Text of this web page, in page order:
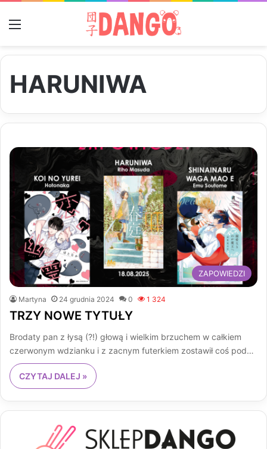
HARUNIWA
ZAPOWIEDZI
Martyna 24 grudnia 2024 0 1 324
TRZY NOWE TYTUŁY
Brodaty pan z łysą (?!) głową i wielkim brzuchem w całkiem
czerwonym wdzianku i z zacnym futerkiem zostawił coś pod…
CZYTAJ DALEJ »